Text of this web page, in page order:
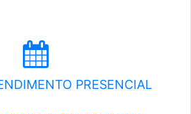
PRESENCIAL